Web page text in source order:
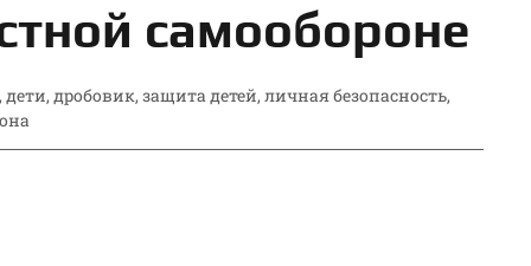
самообороне
,дети,дробовик,защита детей,личная безопасность,